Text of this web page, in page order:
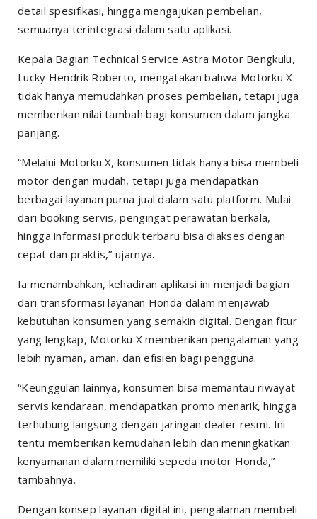
detail spesifikasi, hingga mengajukan pembelian,
semuanya terintegrasi dalam satu aplikasi.
Kepala Bagian Technical Service Astra Motor Bengkulu,
Lucky Hendrik Roberto, mengatakan bahwa Motorku X
tidak hanya memudahkan proses pembelian, tetapi juga
memberikan nilai tambah bagi konsumen dalam jangka
panjang.
“Melalui Motorku X, konsumen tidak hanya bisa membeli
motor dengan mudah, tetapi juga mendapatkan
berbagai layanan purna jual dalam satu platform. Mulai
dari booking servis, pengingat perawatan berkala,
hingga informasi produk terbaru bisa diakses dengan
cepat dan praktis,” ujarnya.
Ia menambahkan, kehadiran aplikasi ini menjadi bagian
dari transformasi layanan Honda dalam menjawab
kebutuhan konsumen yang semakin digital. Dengan fitur
yang lengkap, Motorku X memberikan pengalaman yang
lebih nyaman, aman, dan efisien bagi pengguna.
“Keunggulan lainnya, konsumen bisa memantau riwayat
servis kendaraan, mendapatkan promo menarik, hingga
terhubung langsung dengan jaringan dealer resmi. Ini
tentu memberikan kemudahan lebih dan meningkatkan
kenyamanan dalam memiliki sepeda motor Honda,”
tambahnya.
Dengan konsep layanan digital ini, pengalaman membeli